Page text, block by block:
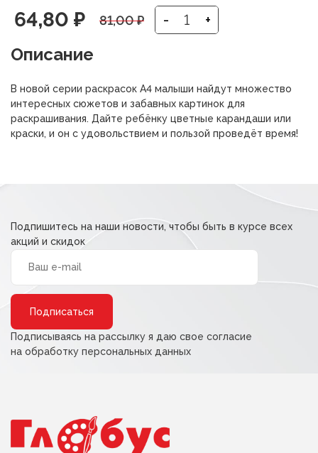
81,00₽
Первоначальная
цена
составляла
81,00 ₽.
64,80 ₽
Текущая
цена:
64,80 ₽.
- +
Описание
В новой серии раскрасок А4 малыши найдут множество
интересных сюжетов и забавных картинок для
раскрашивания. Дайте ребёнку цветные карандаши или
краски, и он с удовольствием и пользой проведёт время!
Подпишитесь на наши новости, чтобы быть в курсе всех
акций и скидок
Подписываясь на рассылку я даю свое согласие
на обработку персональных данных